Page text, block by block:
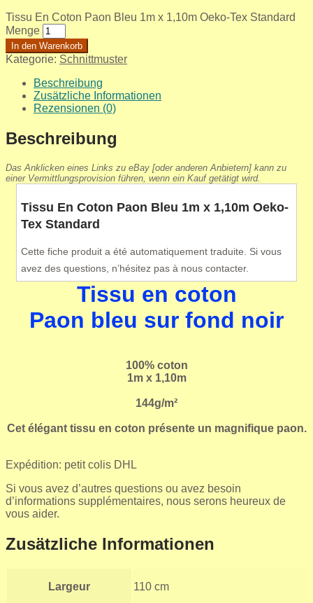
Tissu En Coton Paon Bleu 1m x 1,10m Oeko-Tex Standard
Menge
In den Warenkorb
Kategorie: Schnittmuster
Beschreibung
Zusätzliche Informationen
Rezensionen (0)
Beschreibung
Das Anklicken eines Links zu eBay [oder anderen Anbietern] kann zu
einer Vermittlungsprovision führen, wenn ein Kauf getätigt wird.
Tissu En Coton Paon Bleu 1m x 1,10m Oeko-
Tex Standard
Cette fiche produit a été automatiquement traduite. Si vous
avez des questions, n’hésitez pas à nous contacter.
Tissu en coton
Paon bleu sur fond noir
100% coton
1m x 1,10m
144g/m²
Cet élégant tissu en coton présente un magnifique paon.
Expédition: petit colis DHL
Si vous avez d’autres questions ou avez besoin
d’informations supplémentaires, nous serons heureux de
vous aider.
Zusätzliche Informationen
Largeur 110 cm